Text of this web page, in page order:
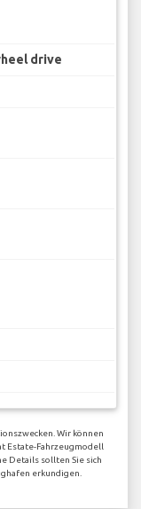
drive
Wir können
Estate-Fahrzeugmodell
Details sollten Sie sich
erkundigen.